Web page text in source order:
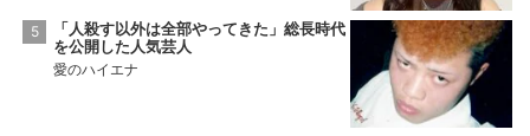
「人殺す以外は全部やってきた」総長時代
を公開した人気芸人
愛のハイエナ